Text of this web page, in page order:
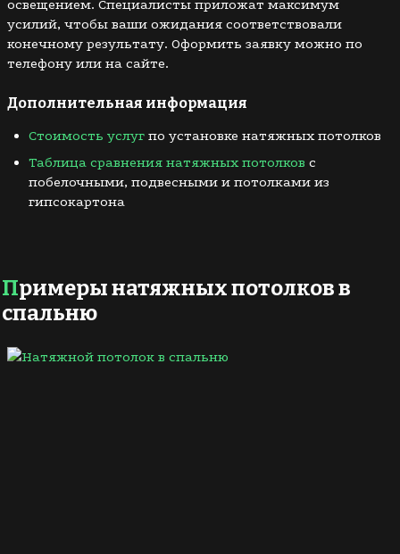
освещением. Специалисты приложат максимум
усилий, чтобы ваши ожидания соответствовали
конечному результату. Оформить заявку можно по
телефону или на сайте.
Дополнительная информация
Стоимость услуг по установке натяжных потолков
Таблица сравнения натяжных потолков с
побелочными, подвесными и потолками из
гипсокартона
Примеры натяжных потолков в
спальню